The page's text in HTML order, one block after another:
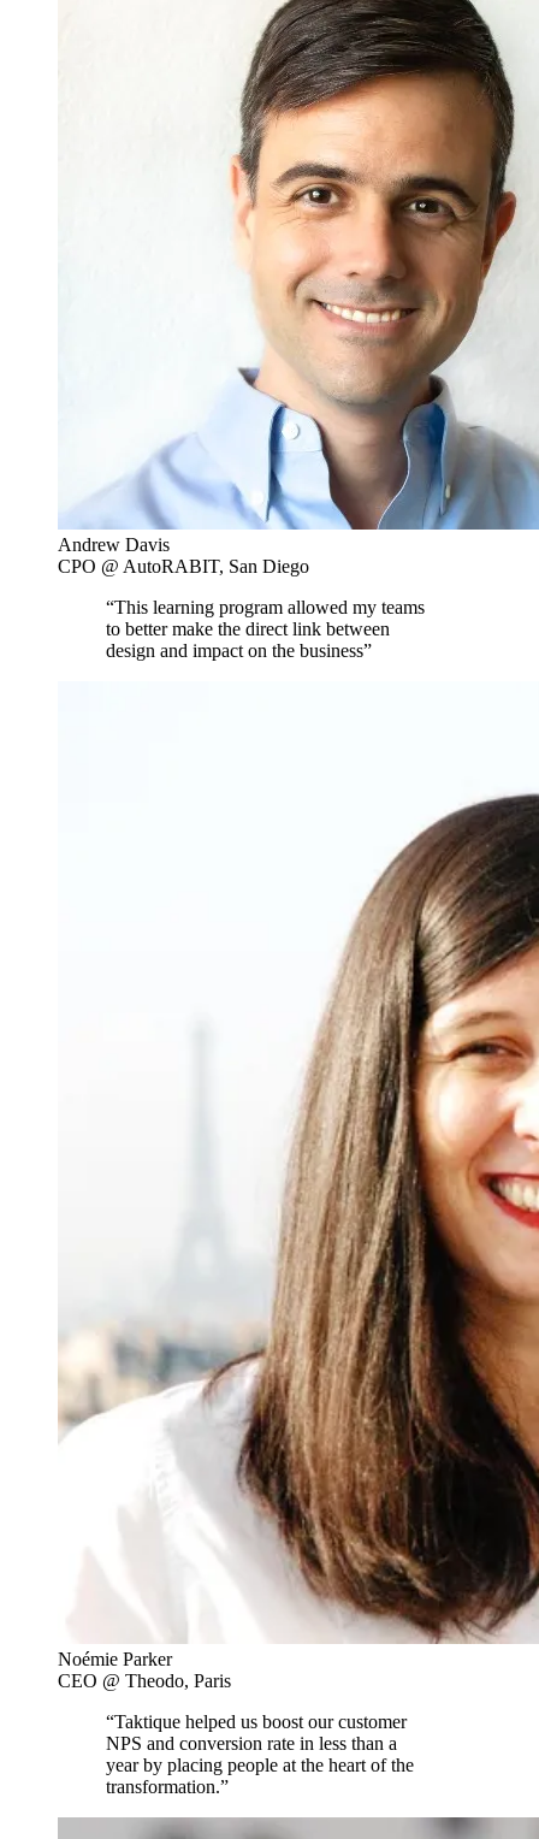
Andrew Davis
CPO @ AutoRABIT, San Diego
“This learning program allowed my teams
to better make the direct link between
design and impact on the business”
Noémie Parker
CEO @ Theodo, Paris
“Taktique helped us boost our customer
NPS and conversion rate in less than a
year by placing people at the heart of the
transformation.”